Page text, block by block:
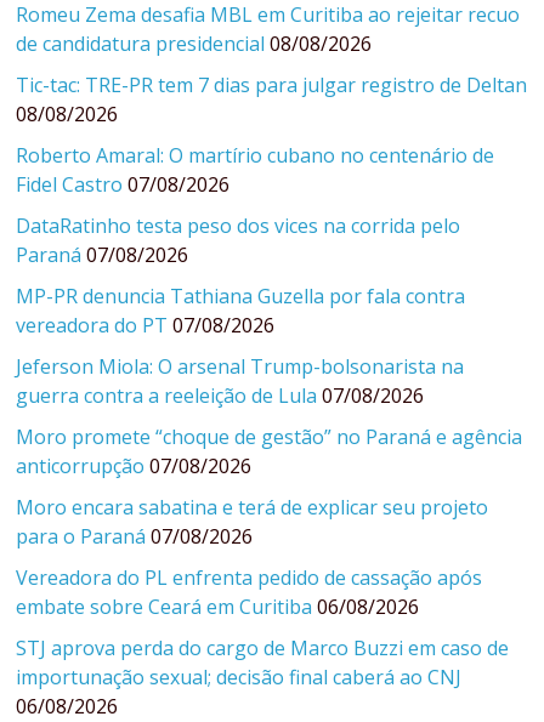
Romeu Zema desafia MBL em Curitiba ao rejeitar recuo
de candidatura presidencial 08/08/2026
Tic-tac: TRE-PR tem 7 dias para julgar registro de Deltan
08/08/2026
Roberto Amaral: O martírio cubano no centenário de
Fidel Castro 07/08/2026
DataRatinho testa peso dos vices na corrida pelo
Paraná 07/08/2026
MP-PR denuncia Tathiana Guzella por fala contra
vereadora do PT 07/08/2026
Jeferson Miola: O arsenal Trump-bolsonarista na
guerra contra a reeleição de Lula 07/08/2026
Moro promete “choque de gestão” no Paraná e agência
anticorrupção 07/08/2026
Moro encara sabatina e terá de explicar seu projeto
para o Paraná 07/08/2026
Vereadora do PL enfrenta pedido de cassação após
embate sobre Ceará em Curitiba 06/08/2026
STJ aprova perda do cargo de Marco Buzzi em caso de
importunação sexual; decisão final caberá ao CNJ
06/08/2026